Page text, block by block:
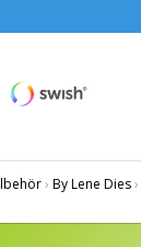
› By Lene Dies›